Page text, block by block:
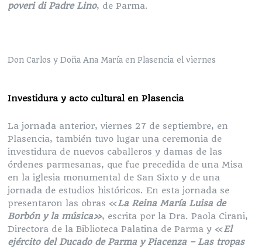
poveri di Padre Lino, de Parma.
Don Carlos y Doña Ana María en Plasencia el viernes
Investidura y acto cultural en Plasencia
La jornada anterior, viernes 27 de septiembre, en
Plasencia, también tuvo lugar una ceremonia de
investidura de nuevos caballeros y damas de las
órdenes parmesanas, que fue precedida de una Misa
en la iglesia monumental de San Sixto y de una
jornada de estudios históricos. En esta jornada se
presentaron las obras «La Reina María Luisa de
Borbón y la música», escrita por la Dra. Paola Cirani,
Directora de la Biblioteca Palatina de Parma y «El
ejército del Ducado de Parma y Piacenza – Las tropas